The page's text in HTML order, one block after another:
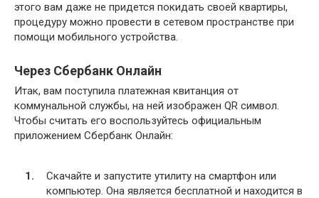
этого вам даже не придется покидать своей квартиры,
процедуру можно провести в сетевом пространстве при
помощи мобильного устройства.
Через Сбербанк Онлайн
Итак, вам поступила платежная квитанция от
коммунальной службы, на ней изображен QR символ.
Чтобы считать его воспользуйтесь официальным
приложением Сбербанк Онлайн:
Скачайте и запустите утилиту на смартфон или
компьютер. Она является бесплатной и находится в